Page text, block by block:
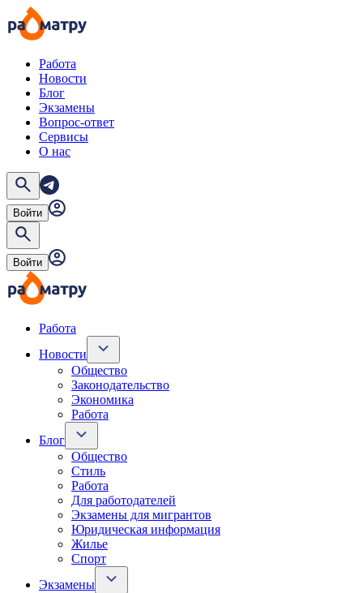
Работа
Новости
Блог
Экзамены
Вопрос-ответ
Сервисы
О нас
Войти
Войти
Работа
Новости
Общество
Законодательство
Экономика
Работа
Блог
Общество
Стиль
Работа
Для работодателей
Экзамены для мигрантов
Юридическая информация
Жилье
Спорт
Экзамены